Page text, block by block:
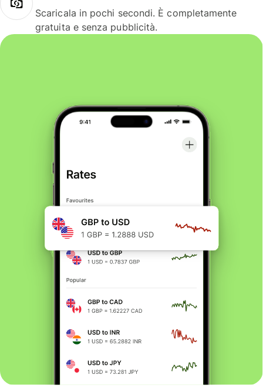
Scaricala in pochi secondi. È completamente
gratuita e senza pubblicità.